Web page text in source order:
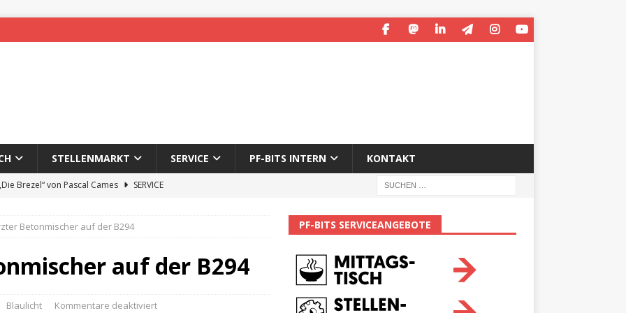
STELLENMARKT SERVICE PF-BITS INTERN KONTAKT
Brezel“ von Pascal Cames
SERVICE
des 65. Fasnetsumzugs Dillweißenstein
Der Mann hinter PF-Bits lebt nicht mehr
Betonmischer auf der B294
auf der B294
Blaulicht Kommentare deaktiviert
PF-BITS SERVICEANGEBOTE